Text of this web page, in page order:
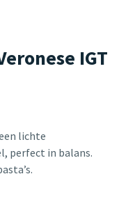
IGT
lichte
perfect in balans.